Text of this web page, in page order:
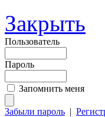
Закрыть
Пользователь
Пароль
Запомнить меня
Забыли пароль |